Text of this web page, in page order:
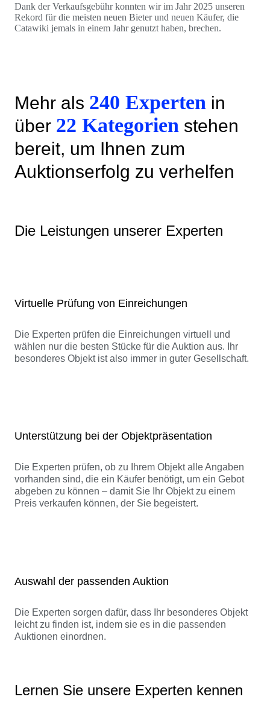
Dank der Verkaufsgebühr konnten wir im Jahr 2025 unseren
Rekord für die meisten neuen Bieter und neuen Käufer, die
Catawiki jemals in einem Jahr genutzt haben, brechen.
Mehr als 240 Experten in
über 22 Kategorien stehen
bereit, um Ihnen zum
Auktionserfolg zu verhelfen
Die Leistungen unserer Experten
Virtuelle Prüfung von Einreichungen
Die Experten prüfen die Einreichungen virtuell und
wählen nur die besten Stücke für die Auktion aus. Ihr
besonderes Objekt ist also immer in guter Gesellschaft.
Unterstützung bei der Objektpräsentation
Die Experten prüfen, ob zu Ihrem Objekt alle Angaben
vorhanden sind, die ein Käufer benötigt, um ein Gebot
abgeben zu können – damit Sie Ihr Objekt zu einem
Preis verkaufen können, der Sie begeistert.
Auswahl der passenden Auktion
Die Experten sorgen dafür, dass Ihr besonderes Objekt
leicht zu finden ist, indem sie es in die passenden
Auktionen einordnen.
Lernen Sie unsere Experten kennen